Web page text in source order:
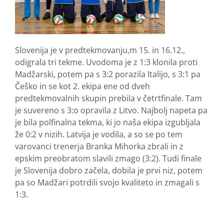
Slovenija je v predtekmovanju,m 15. in 16.12.,
odigrala tri tekme. Uvodoma je z 1:3 klonila proti
Madžarski, potem pa s 3:2 porazila Italijo, s 3:1 pa
Češko in se kot 2. ekipa ene od dveh
predtekmovalnih skupin prebila v četrtfinale. Tam
je suvereno s 3:o opravila z Litvo. Najbolj napeta pa
je bila polfinalna tekma, ki jo naša ekipa izgubljala
že 0:2 v nizih. Latvija je vodila, a so se po tem
varovanci trenerja Branka Mihorka zbrali in z
epskim preobratom slavili zmago (3:2). Tudi finale
je Slovenija dobro začela, dobila je prvi niz, potem
pa so Madžari potrdili svojo kvaliteto in zmagali s
1:3.